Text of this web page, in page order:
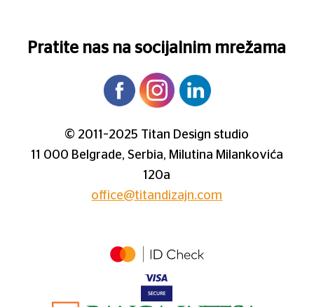
Pratite nas na socijalnim mrežama
© 2011–2025 Titan Design studio
11 000 Belgrade, Serbia, Milutina Milankovića
120a
office@titandizajn.com